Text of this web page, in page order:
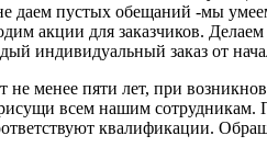
даем пустых обещаний -мы
акции для заказчиков.
индивидуальный заказ от
менее пяти лет, при
всем нашим
квалификации.